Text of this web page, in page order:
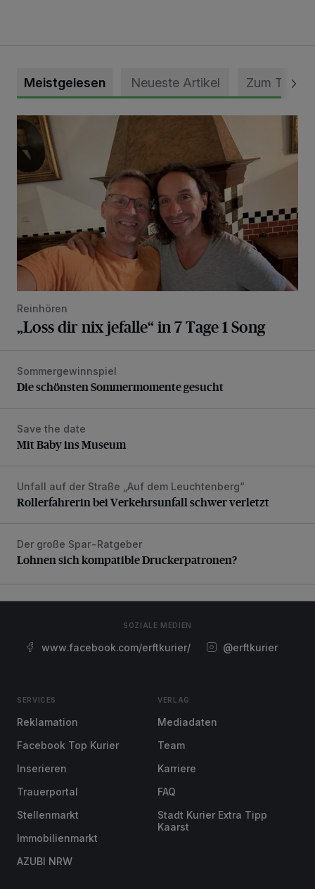
Meistgelesen Neueste Artikel Zum Thema
„Loss dir nix jefalle“ in 7 Tage 1 Song
Reinhören
„Loss dir nix jefalle“ in 7 Tage 1 Song
Die schönsten Sommermomente gesucht
Sommergewinnspiel
Die schönsten Sommermomente gesucht
Mit Baby ins Museum
Save the date
Mit Baby ins Museum
Rollerfahrerin bei Verkehrsunfall schwer verletzt
Unfall auf der Straße „Auf dem Leuchtenberg“
Rollerfahrerin bei Verkehrsunfall schwer verletzt
Lohnen sich kompatible Druckerpatronen?
Der große Spar-Ratgeber
Lohnen sich kompatible Druckerpatronen?
SOZIALE MEDIEN
www.facebook.com/erftkurier/ @erftkurier
SERVICES
Reklamation
Facebook Top Kurier
Inserieren
Trauerportal
Stellenmarkt
Immobilienmarkt
AZUBI NRW
VERLAG
Mediadaten
Team
Karriere
FAQ
Stadt Kurier Extra Tipp
Kaarst